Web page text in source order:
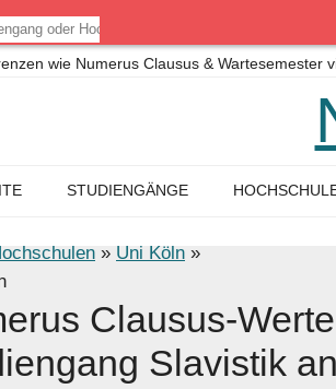
» Uni Köln »
Clausus-
Slavistik
wie Numerus Clausus & Wartesemester
STUDIENGÄNGE